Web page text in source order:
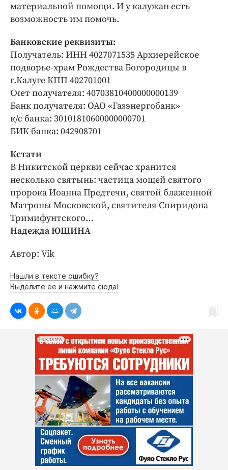
материальной помощи. И у калужан есть
возможность им помочь.
Банковские реквизиты:
Получатель: ИНН 4027071535 Архиерейское
подворье-храм Рождества Богородицы в
г.Калуге КПП 402701001
Счет получателя: 40703810400000000139
Банк получателя: ОАО «Газэнергобанк»
к/с банка: 30101810600000000701
БИК банка: 042908701
Кстати
В Никитской церкви сейчас хранится
несколько святынь: частица мощей святого
пророка Иоанна Предтечи, святой блаженной
Матроны Московской, святителя Спиридона
Тримифунтского…
Надежда ЮШИНА
Автор: Vik
Нашли в тексте ошибку?
Выделите её и нажмите сюда!
РЕКЛАМА